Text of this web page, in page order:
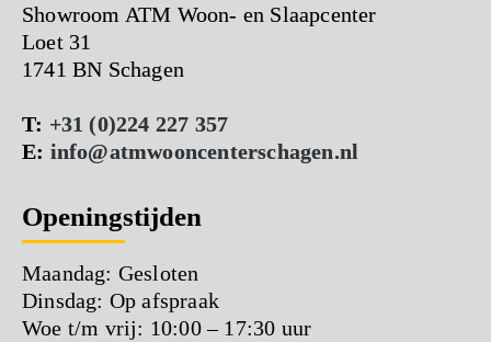
Showroom ATM Woon- en Slaapcenter
Loet 31
1741 BN Schagen
T: +31 (0)224 227 357
E: info@atmwooncenterschagen.nl
Openingstijden
Maandag: Gesloten
Dinsdag: Op afspraak
Woe t/m vrij: 10:00 – 17:30 uur